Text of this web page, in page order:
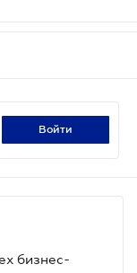
войти
бизнес-